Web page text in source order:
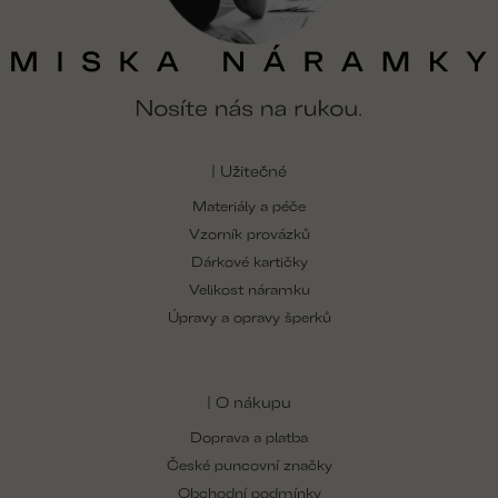
| Užitečné
Materiály a péče
Vzorník provázků
Dárkové kartičky
Velikost náramku
Úpravy a opravy šperků
| O nákupu
Doprava a platba
České puncovní značky
Obchodní podmínky